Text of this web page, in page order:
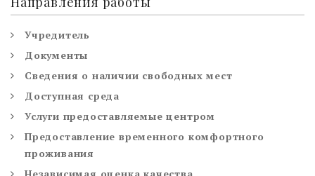
Учредитель
Документы
Сведения о наличии свободных мест
Доступная среда
Услуги предоставляемые центром
Предоставление временного комфортного
проживания
Независимая оценка качества